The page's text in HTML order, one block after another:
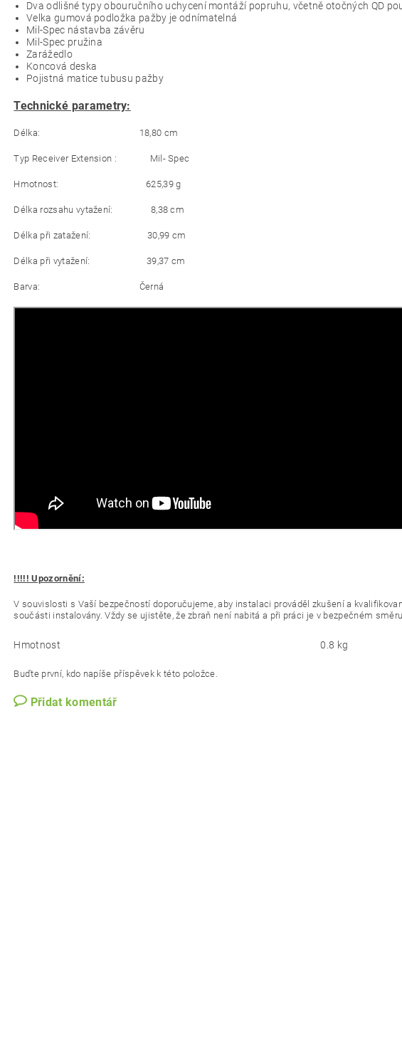
Dva odlišné typy obouručního uchycení montáží popruhu, včetně otočných QD
Velka gumová podložka pažby je odnímatelná
Mil-Spec nástavba závěru
Mil-Spec pružina
Zarážedlo
Koncová deska
Pojistná matice tubusu pažby
Technické parametry:
Délka: 18,80 cm
Typ Receiver Extension : Mil- Spec
Hmotnost: 625,39 g
Délka rozsahu vytažení: 8,38 cm
Délka při zatažení: 30,99 cm
Délka při vytažení: 39,37 cm
Barva: Černá
!!!!! Upozornění:
V souvislosti s Vaší bezpečností doporučujeme, aby instalaci prováděl zkušení a
součásti instalovány. Vždy se ujistěte, že zbraň není nabitá a při práci je v bezpečném
Hmotnost 0.8 kg
Buďte první, kdo napíše příspěvek k této položce.
Přidat komentář